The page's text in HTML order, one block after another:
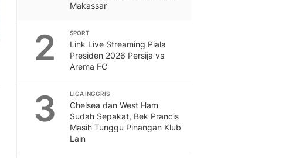
Makassar
2 SPORT
Link Live Streaming Piala
Presiden 2026 Persija vs
Arema FC
3 LIGA INGGRIS
Chelsea dan West Ham
Sudah Sepakat, Bek Prancis
Masih Tunggu Pinangan Klub
Lain